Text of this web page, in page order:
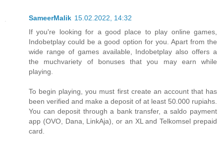
SameerMalik 15.02.2022, 14:32
If you're looking for a good place to play online games,
Indobetplay could be a good option for you. Apart from the
wide range of games available, Indobetplay also offers a
the muchvariety of bonuses that you may earn while
playing.
To begin playing, you must first create an account that has
been verified and make a deposit of at least 50.000 rupiahs.
You can deposit through a bank transfer, a saldo payment
app (OVO, Dana, LinkAja), or an XL and Telkomsel prepaid
card.